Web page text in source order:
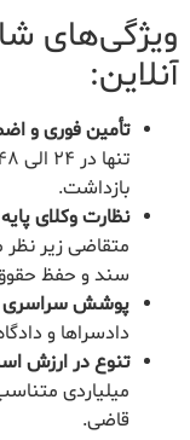
ویژگی‌های
آنلاین:
تأمین فوری و
بازداشت.
نظارت وکلای
متقاضی زیر
سند و حفظ
پوشش سراسری
دادسراها و
تنوع در ارزش
میلیاردی
قاضی.